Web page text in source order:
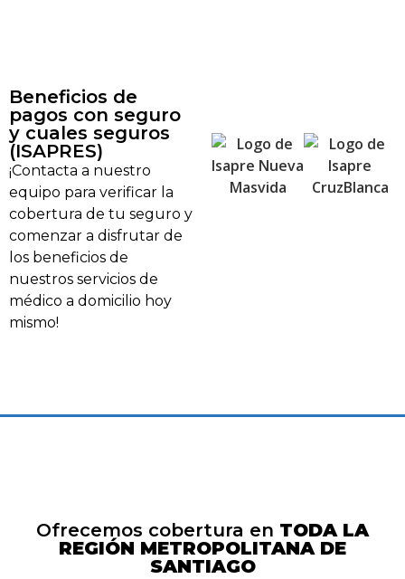
Beneficios de
pagos con seguro
y cuales seguros
(ISAPRES)
¡Contacta a nuestro
equipo para verificar la
cobertura de tu seguro y
comenzar a disfrutar de
los beneficios de
nuestros servicios de
médico a domicilio hoy
mismo!
Ofrecemos cobertura en TODA LA
REGIÓN METROPOLITANA DE
SANTIAGO